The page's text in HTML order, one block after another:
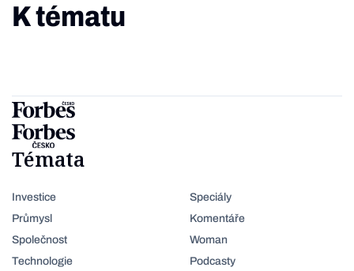
K tématu
Témata
Investice
Průmysl
Společnost
Technologie
Speciály
Komentáře
Woman
Podcasty